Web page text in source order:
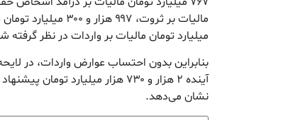
میلیارد تومان مالیات بر واردات در نظر
نشان می‌دهد.